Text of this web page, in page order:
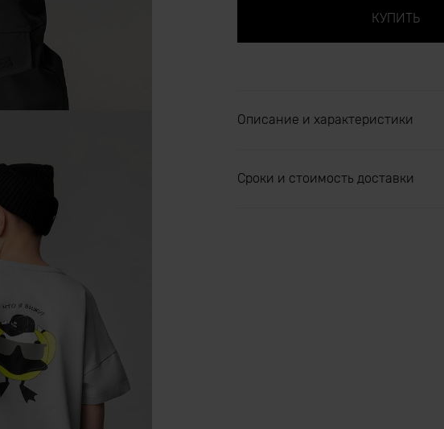
Описание и характеристики
Сроки и стоимость доставки